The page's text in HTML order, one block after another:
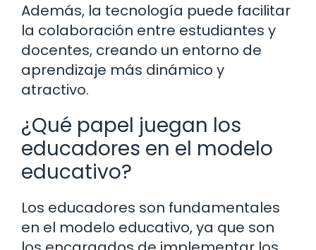
Además, la tecnología puede facilitar
la colaboración entre estudiantes y
docentes, creando un entorno de
aprendizaje más dinámico y
atractivo.
¿Qué papel juegan los
educadores en el modelo
educativo?
Los educadores son fundamentales
en el modelo educativo, ya que son